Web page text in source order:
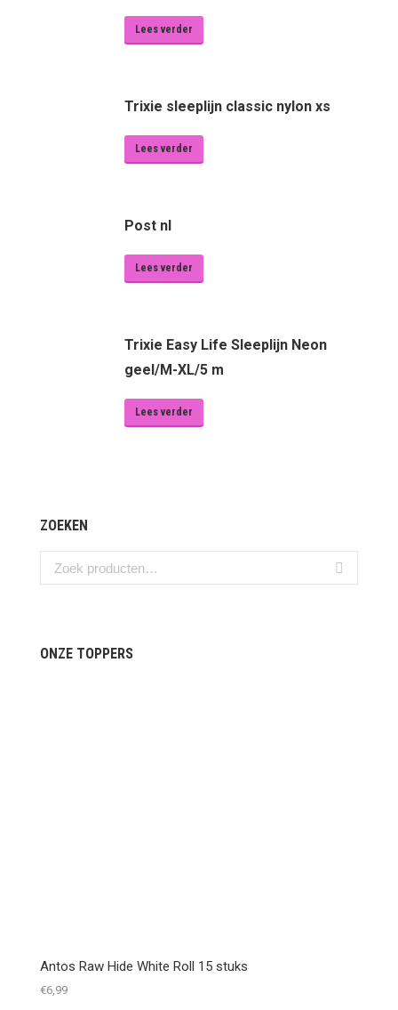
Lees verder
Trixie sleeplijn classic nylon xs
Lees verder
Post nl
Lees verder
Trixie Easy Life Sleeplijn Neon
geel/M-XL/5 m
Lees verder
ZOEKEN
ONZE TOPPERS
Antos Raw Hide White Roll 15 stuks
€6,99